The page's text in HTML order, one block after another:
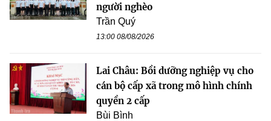
người nghèo
Trần Quý
13:00 08/08/2026
Lai Châu: Bồi dưỡng nghiệp vụ cho
cán bộ cấp xã trong mô hình chính
quyền 2 cấp
Bùi Bình